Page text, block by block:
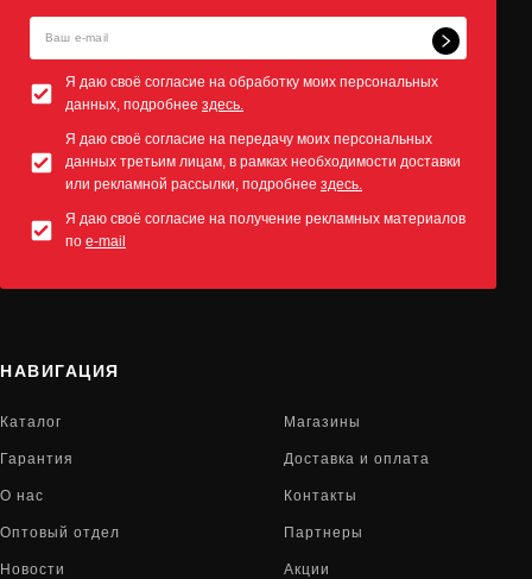
Я даю своё согласие на обработку моих персональных
данных, подробнее здесь.
Я даю своё согласие на передачу моих персональных
данных третьим лицам, в рамках необходимости доставки
или рекламной рассылки, подробнее здесь.
Я даю своё согласие на получение рекламных материалов
по e-mail
НАВИГАЦИЯ
Каталог Магазины
Гарантия Доставка и оплата
О нас Контакты
Оптовый отдел Партнеры
Новости Акции